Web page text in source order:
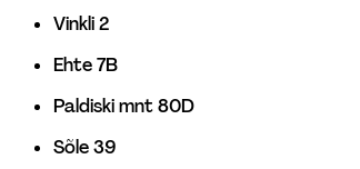
Vinkli 2
Ehte 7B
Paldiski mnt 80D
Sõle 39